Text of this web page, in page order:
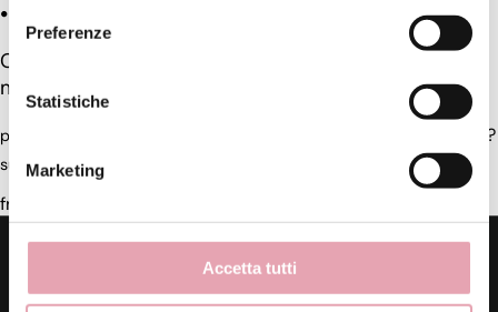
Preferenze
Statistiche
Marketing
Accetta tutti
Eventuali finanziamenti o leasing per attrezzature.
Con BE, molti costi sono ottimizzati grazie a un
modello di gestione efficiente.
precedente: aprire un centro estetico in franchising conviene?
successivo:cosa si deve fare per aprire un centro estetico?
franchising: domande frequenti
Tag directory
Top ricerche Sitemap
Condividi